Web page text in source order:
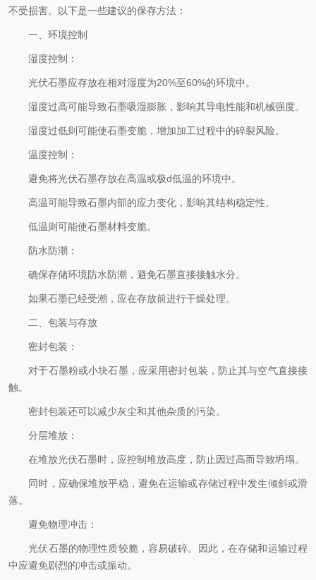
不受损害。以下是一些建议的保存方法：
一、环境控制
湿度控制：
光伏石墨应存放在相对湿度为20%至60%的环境中。
湿度过高可能导致石墨吸湿膨胀，影响其导电性能和机械强度。
湿度过低则可能使石墨变脆，增加加工过程中的碎裂风险。
温度控制：
避免将光伏石墨存放在高温或极d低温的环境中。
高温可能导致石墨内部的应力变化，影响其结构稳定性。
低温则可能使石墨材料变脆。
防水防潮：
确保存储环境防水防潮，避免石墨直接接触水分。
如果石墨已经受潮，应在存放前进行干燥处理。
二、包装与存放
密封包装：
对于石墨粉或小块石墨，应采用密封包装，防止其与空气直接接
触。
密封包装还可以减少灰尘和其他杂质的污染。
分层堆放：
在堆放光伏石墨时，应控制堆放高度，防止因过高而导致坍塌。
同时，应确保堆放平稳，避免在运输或存储过程中发生倾斜或滑
落。
避免物理冲击：
光伏石墨的物理性质较脆，容易破碎。因此，在存储和运输过程
中应避免剧烈的冲击或振动。